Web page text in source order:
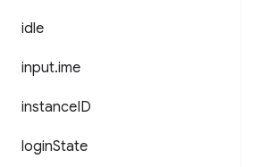
idle
input.ime
instanceID
loginState